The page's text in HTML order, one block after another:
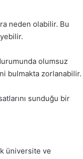
neden olabilir. Bu
olumsuz
bulmakta zorlanabilir.
sunduğu bir
üniversite ve